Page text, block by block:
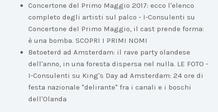
Concertone del Primo Maggio 2017: ecco l'elenco
completo degli artisti sul palco - I-Consulenti su
Concertone del Primo Maggio, il cast prende forma:
è una bomba. SCOPRI I PRIMI NOMI
Betoeterd ad Amsterdam: il rave party olandese
dell'anno, in una foresta dispersa nel nulla. LE FOTO -
I-Consulenti su King's Day ad Amsterdam: 24 ore di
festa nazionale "delirante" fra i canali e i boschi
dell'Olanda